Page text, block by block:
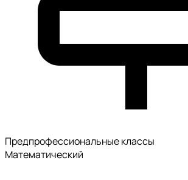
Предпрофессиональные классы
Математический